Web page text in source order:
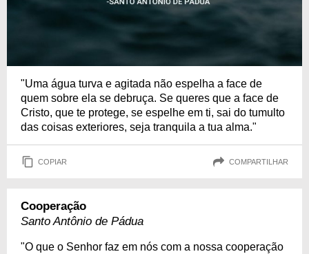
"Uma água turva e agitada não espelha a face de
quem sobre ela se debruça. Se queres que a face de
Cristo, que te protege, se espelhe em ti, sai do tumulto
das coisas exteriores, seja tranquila a tua alma."
COPIAR COMPARTILHAR
Cooperação
Santo Antônio de Pádua
"O que o Senhor faz em nós com a nossa cooperação